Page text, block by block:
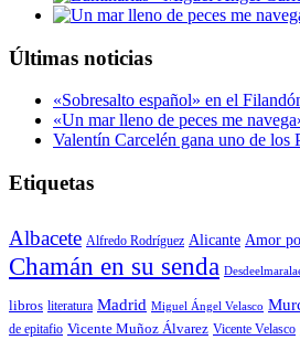
Últimas noticias
«Sobresalto español» en el
«Un mar lleno de peces me
Valentín Carcelén gana uno de
Etiquetas
Albacete Alfredo Rodríguez Alicante Amor
Chamán en su senda
libros literatura Madrid Miguel Ángel Velasco
de epitafio Vicente Muñoz Álvarez Vicente Velasco